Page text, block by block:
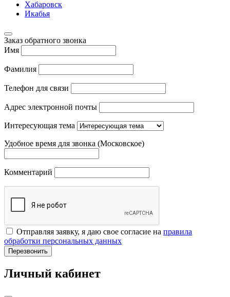
Хабаровск
Икабья
Заказ обратного звонка
Имя
Фамилия
Телефон для связи
Адрес электронной почты
Интересующая тема
Удобное время для звонка (Московское)
Комментарий
Отправляя заявку, я даю свое согласие на правила
обработки персональных данных
Перезвонить
Личный кабинет